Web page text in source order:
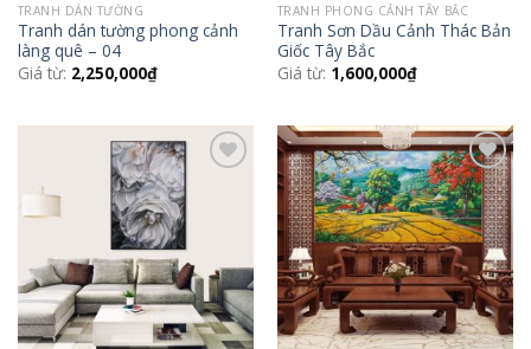
TRANH DÁN TƯỜNG
Tranh dán tường phong cảnh
làng quê – 04
Giá từ: 2,250,000₫
TRANH PHONG CẢNH TÂY BẮC
Tranh Sơn Dầu Cảnh Thác Bản
Giốc Tây Bắc
Giá từ: 1,600,000₫
Add to
Wishlist